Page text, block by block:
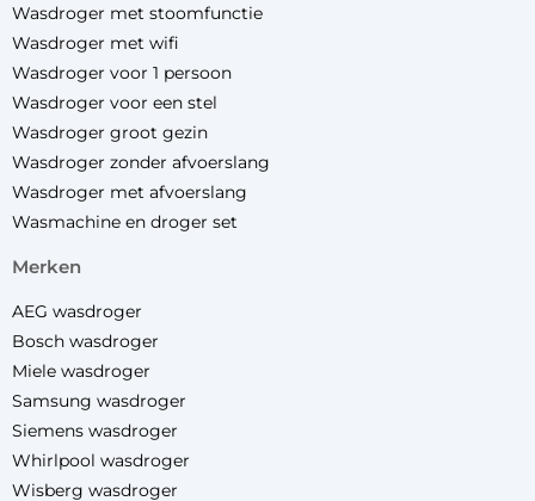
Wasdroger met stoomfunctie
Wasdroger met wifi
Wasdroger voor 1 persoon
Wasdroger voor een stel
Wasdroger groot gezin
Wasdroger zonder afvoerslang
Wasdroger met afvoerslang
Wasmachine en droger set
merken
AEG wasdroger
Bosch wasdroger
Miele wasdroger
Samsung wasdroger
Siemens wasdroger
Whirlpool wasdroger
Wisberg wasdroger